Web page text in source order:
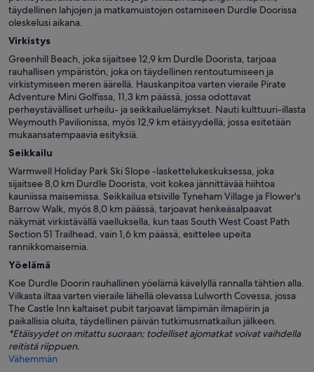
täydellinen lahjojen ja matkamuistojen ostamiseen Durdle Doorissa
oleskelusi aikana.
Virkistys
Greenhill Beach, joka sijaitsee 12,9 km Durdle Doorista, tarjoaa
rauhallisen ympäristön, joka on täydellinen rentoutumiseen ja
virkistymiseen meren äärellä. Hauskanpitoa varten vieraile Pirate
Adventure Mini Golfissa, 11,3 km päässä, jossa odottavat
perheystävälliset urheilu- ja seikkailuelämykset. Nauti kulttuuri-illasta
Weymouth Pavilionissa, myös 12,9 km etäisyydellä, jossa esitetään
mukaansatempaavia esityksiä.
Seikkailu
Warmwell Holiday Park Ski Slope -laskettelukeskuksessa, joka
sijaitsee 8,0 km Durdle Doorista, voit kokea jännittävää hiihtoa
kauniissa maisemissa. Seikkailua etsiville Tyneham Village ja Flower's
Barrow Walk, myös 8,0 km päässä, tarjoavat henkeäsalpaavat
näkymät virkistävällä vaelluksella, kun taas South West Coast Path
Section 51 Trailhead, vain 1,6 km päässä, esittelee upeita
rannikkomaisemia.
Yöelämä
Koe Durdle Doorin rauhallinen yöelämä kävelyllä rannalla tähtien alla.
Vilkasta iltaa varten vieraile lähellä olevassa Lulworth Covessa, jossa
The Castle Inn kaltaiset pubit tarjoavat lämpimän ilmapiirin ja
paikallisia oluita, täydellinen päivän tutkimusmatkailun jälkeen.
*Etäisyydet on mitattu suoraan; todelliset ajomatkat voivat vaihdella
reitistä riippuen.
Vähemmän